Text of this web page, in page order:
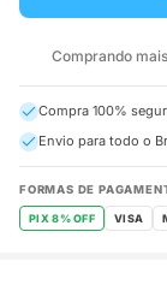
Comprando
Compra 100%
Envio para todo o
FORMAS DE
PIX 8% OFF VISA